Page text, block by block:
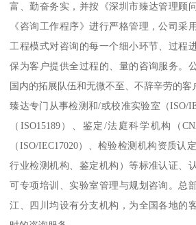
富、勤奋务实，并按《深圳市臻达管理顾
《咨询工作程序》进行严格管理，公司采
工程模式对咨询的每一个细小环节、过程
保为客户提供全过程的、量的咨询服务。
国内的拓展队伍和无微不至、不辞辛劳的客
臻达专门从事检测和/或校准实验室（ISO/
（ISO15189）、鉴定/法庭科学机构（
（ISO/IEC17020）、检验检测机构资质认
行业检测机构、鉴定机构）等标准认证、
可专项培训、实验室管理与规划咨询。总
江、四川均设有分支机构，为全国各地的